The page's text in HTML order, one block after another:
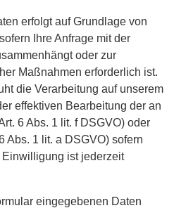
erfolgt auf Grundlage von
Ihre Anfrage mit der
oder zur
Maßnahmen erforderlich ist.
die Verarbeitung auf unserem
effektiven Bearbeitung der an
6 Abs. 1 lit. f DSGVO) oder
Abs. 1 lit. a DSGVO) sofern
ist jederzeit
eingegebenen Daten